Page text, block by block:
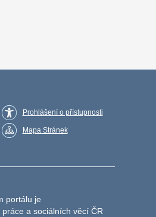
Prohlášení o přístupnosti
Mapa Stránek
portálu je
práce a sociálních věcí ČR